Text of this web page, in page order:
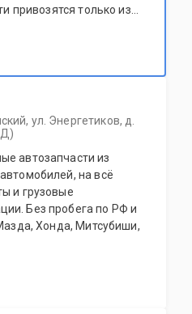
ул. Энергетиков, д.
автозапчасти из
на всё
и грузовые
Без пробега по РФ и
Хонда, Митсубиши,